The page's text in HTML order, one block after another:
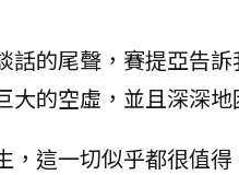
的尾聲，賽提亞告
的空虛，並且深深地
，這一切似乎都很值